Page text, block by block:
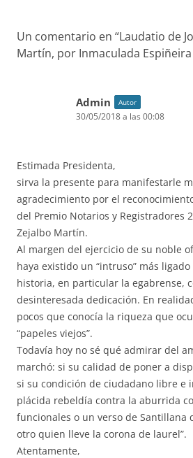
Un comentario en “Laudatio de
Martín, por Inmaculada
Admin Autor
30/05/2018 a las 00:08
Estimada Presidenta,
sirva la presente para manifestarle
agradecimiento por el
del Premio Notarios y Registradores
Zejalbo Martín.
Al margen del ejercicio de su noble
haya existido un “intruso” más
historia, en particular la egabrense,
desinteresada dedicación. En
pocos que conocía la riqueza que
“papeles viejos”.
Todavía hoy no sé qué admirar del
marchó: si su calidad de poner a
si su condición de ciudadano libre e
plácida rebeldía contra la aburrida
funcionales o un verso de Santillana
otro quien lleve la corona de laurel”.
Atentamente,